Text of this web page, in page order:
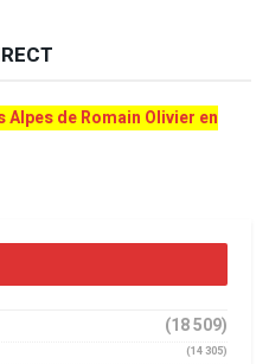
Alpes de Romain Olivier en
(18 509)
(14 305)